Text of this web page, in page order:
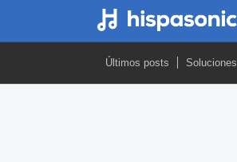
Últimos posts Soluciones